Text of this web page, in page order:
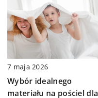
7 maja 2026
Wybór idealnego
materiału na pościel dla